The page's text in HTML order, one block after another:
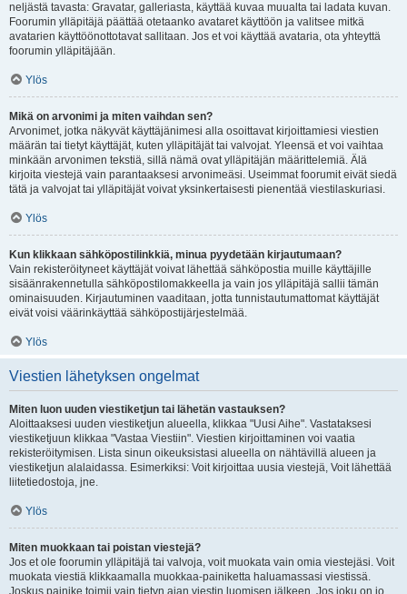
neljästä tavasta: Gravatar, galleriasta, käyttää kuvaa muualta tai ladata kuvan.
Foorumin ylläpitäjä päättää otetaanko avataret käyttöön ja valitsee mitkä
avatarien käyttöönottotavat sallitaan. Jos et voi käyttää avataria, ota yhteyttä
foorumin ylläpitäjään.
Ylös
Mikä on arvonimi ja miten vaihdan sen?
Arvonimet, jotka näkyvät käyttäjänimesi alla osoittavat kirjoittamiesi viestien
määrän tai tietyt käyttäjät, kuten ylläpitäjät tai valvojat. Yleensä et voi vaihtaa
minkään arvonimen tekstiä, sillä nämä ovat ylläpitäjän määrittelemiä. Älä
kirjoita viestejä vain parantaaksesi arvonimeäsi. Useimmat foorumit eivät siedä
tätä ja valvojat tai ylläpitäjät voivat yksinkertaisesti pienentää viestilaskuriasi.
Ylös
Kun klikkaan sähköpostilinkkiä, minua pyydetään kirjautumaan?
Vain rekisteröityneet käyttäjät voivat lähettää sähköpostia muille käyttäjille
sisäänrakennetulla sähköpostilomakkeella ja vain jos ylläpitäjä sallii tämän
ominaisuuden. Kirjautuminen vaaditaan, jotta tunnistautumattomat käyttäjät
eivät voisi väärinkäyttää sähköpostijärjestelmää.
Ylös
Viestien lähetyksen ongelmat
Miten luon uuden viestiketjun tai lähetän vastauksen?
Aloittaaksesi uuden viestiketjun alueella, klikkaa "Uusi Aihe". Vastataksesi
viestiketjuun klikkaa "Vastaa Viestiin". Viestien kirjoittaminen voi vaatia
rekisteröitymisen. Lista sinun oikeuksistasi alueella on nähtävillä alueen ja
viestiketjun alalaidassa. Esimerkiksi: Voit kirjoittaa uusia viestejä, Voit lähettää
liitetiedostoja, jne.
Ylös
Miten muokkaan tai poistan viestejä?
Jos et ole foorumin ylläpitäjä tai valvoja, voit muokata vain omia viestejäsi. Voit
muokata viestiä klikkaamalla muokkaa-painiketta haluamassasi viestissä.
Joskus painike toimii vain tietyn ajan viestin luomisen jälkeen. Jos joku on jo